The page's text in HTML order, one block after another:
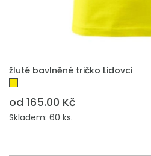
PŘIDAT DO POPTÁVKY
žluté bavlněné tričko Lidovci
od 165.00 Kč
Skladem: 60 ks.